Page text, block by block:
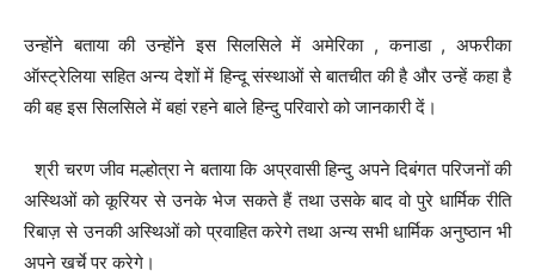
उन्होंने बताया की उन्होंने इस सिलसिले में अमेरिका , कनाडा , अफरीका
ऑस्ट्रेलिया सहित अन्य देशों में हिन्दू संस्थाओं से बातचीत की है और उन्हें कहा है
की बह इस सिलसिले में बहां रहने बाले हिन्दु परिवारो को जानकारी दें।
श्री चरण जीव मल्होत्रा ने बताया कि अप्रवासी हिन्दु अपने दिबंगत परिजनों की
अस्थिओं को कूरियर से उनके भेज सकते हैं तथा उसके बाद वो पुरे धार्मिक रीति
रिबाज़ से उनकी अस्थिओं को प्रवाहित करेगे तथा अन्य सभी धार्मिक अनुष्ठान भी
अपने खर्चे पर करेगे।